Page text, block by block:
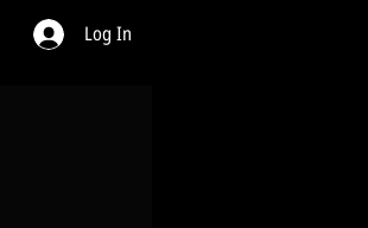
Log In